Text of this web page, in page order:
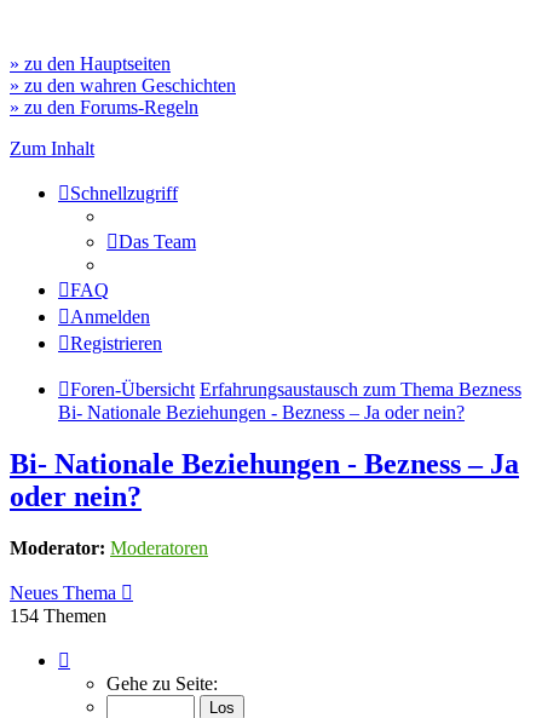
» zu den Hauptseiten
» zu den wahren Geschichten
» zu den Forums-Regeln
Zum Inhalt
Schnellzugriff
Das Team
FAQ
Anmelden
Registrieren
Foren-Übersicht Erfahrungsaustausch zum Thema Bezness
Bi- Nationale Beziehungen - Bezness – Ja oder nein?
Bi- Nationale Beziehungen - Bezness – Ja
oder nein?
Moderator: Moderatoren
Neues Thema
154 Themen
von
Gehe zu Seite: